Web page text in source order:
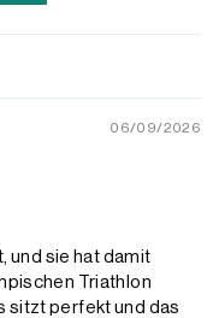
06/09/2026
und sie hat damit
Triathlon
sitzt perfekt und das